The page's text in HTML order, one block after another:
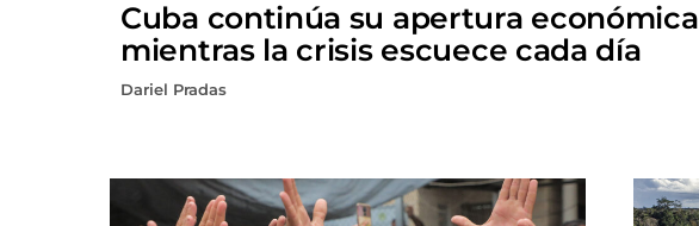
Cuba continúa su apertura económica
mientras la crisis escuece cada día
Dariel Pradas